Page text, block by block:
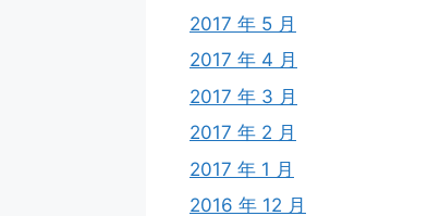
2017 年 5 月
2017 年 4 月
2017 年 3 月
2017 年 2 月
2017 年 1 月
2016 年 12 月